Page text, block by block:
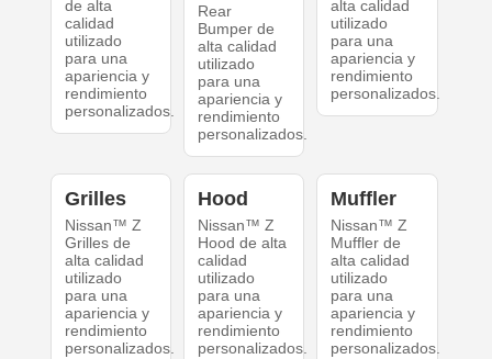
de alta
calidad
utilizado
para una
apariencia y
rendimiento
personalizados.
Rear
Bumper de
alta calidad
utilizado
para una
apariencia y
rendimiento
personalizados.
alta calidad
utilizado
para una
apariencia y
rendimiento
personalizados.
Grilles
Nissan™ Z
Grilles de
alta calidad
utilizado
para una
apariencia y
rendimiento
personalizados.
Hood
Nissan™ Z
Hood de alta
calidad
utilizado
para una
apariencia y
rendimiento
personalizados.
Muffler
Nissan™ Z
Muffler de
alta calidad
utilizado
para una
apariencia y
rendimiento
personalizados.